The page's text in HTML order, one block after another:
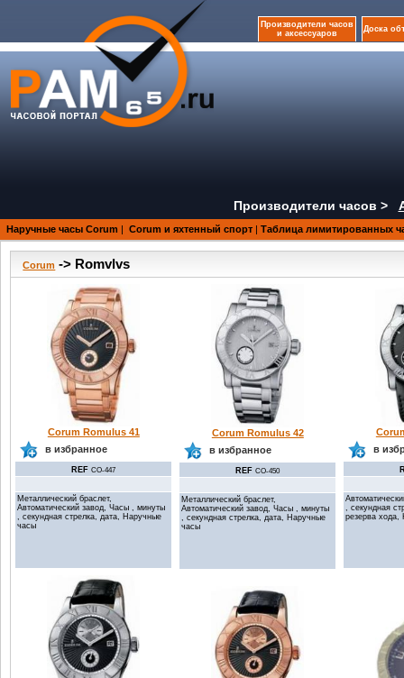
Производители часов
и аксессуаров
Доска
Производители часов >
Наручные часы Corum | Corum и яхтенный спорт | Таблица лимитированных
Corum -> Romvlvs
Corum Romulus 41
в избранное
REF CO-447
Металлический браслет,
Автоматический завод, Часы , минуты
, секундная стрелка, дата, Наручные
часы
Corum Romulus 42
в избранное
REF CO-450
Металлический браслет,
Автоматический завод, Часы , минуты
, секундная стрелка, дата, Наручные
часы
в
, секундная
резерва